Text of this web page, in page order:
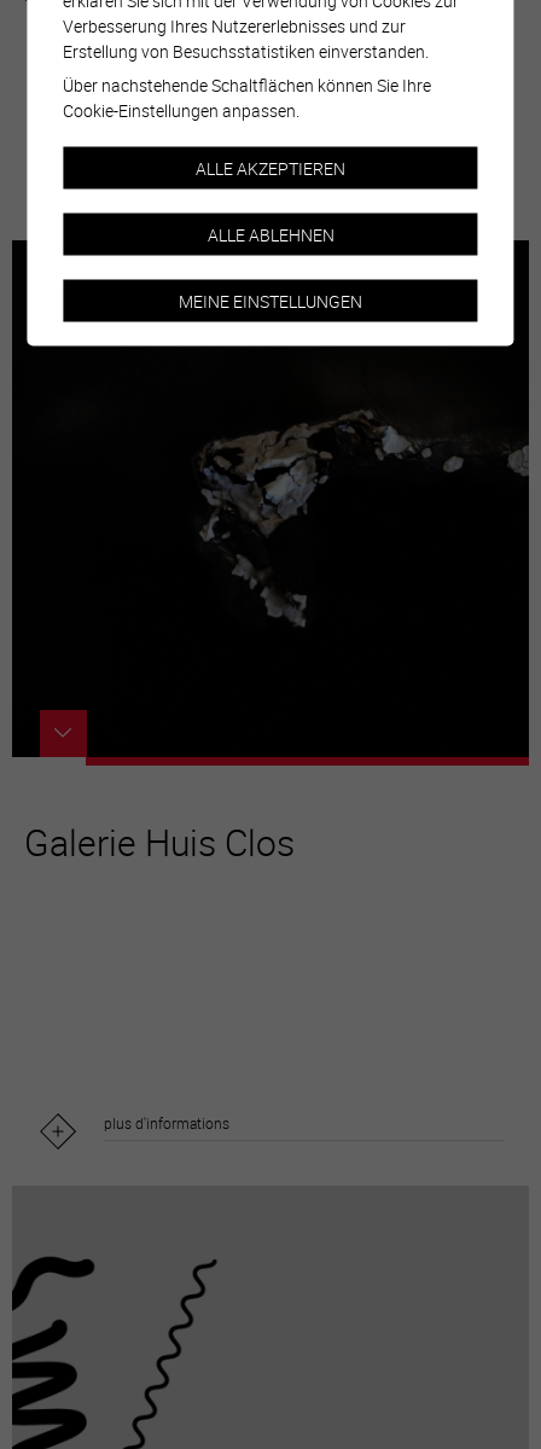
plus d'informations
Galerie Huis Clos
plus d'informations
Verbesserung Ihres Nutzererlebnisses und zur
Erstellung von Besuchsstatistiken einverstanden.
Über nachstehende Schaltflächen können Sie Ihre
Cookie-Einstellungen anpassen.
ALLE AKZEPTIEREN
ALLE ABLEHNEN
MEINE EINSTELLUNGEN